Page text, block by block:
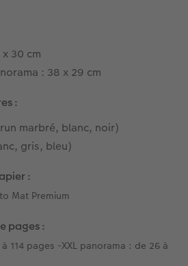
30 cm
: 38 x 29 cm
:
marbré, blanc, noir)
gris, bleu)
:
Mat Premium
pages :
114 pages -XXL panorama : de 26 à